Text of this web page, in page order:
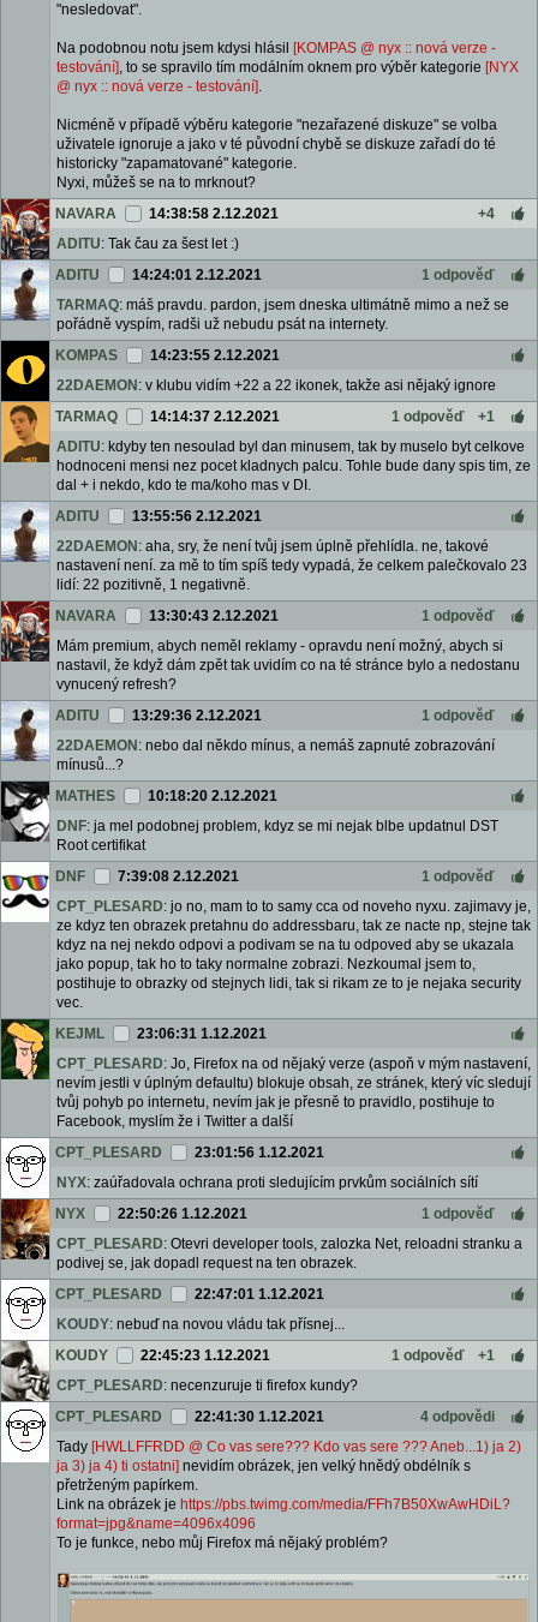
"nesledovat".
Na podobnou notu jsem kdysi hlásil
[KOMPAS @ nyx :: nová verze -
testování], to se spravilo tím modálním oknem pro výběr kategorie [NYX
@ nyx :: nová verze - testování].
Nicméně v případě výběru kategorie "nezařazené diskuze" se volba
uživatele ignoruje a jako v té původní chybě se diskuze zařadí do té
historicky "zapamatované" kategorie.
Nyxi, můžeš se na to mrknout?
NAVARA
14:38:58 2.12.2021
+4
ADITU: Tak čau za šest let :)
ADITU
14:24:01 2.12.2021
1 odpověď
TARMAQ: máš pravdu. pardon, jsem dneska ultimátně mimo a než se
pořádně vyspím, radši už nebudu psát na internety.
KOMPAS
14:23:55 2.12.2021
22DAEMON : v klubu vidím +22 a 22 ikonek, takže asi nějaký ignore
TARMAQ
14:14:37 2.12.2021 1 odpověď
+1
ADITU: kdyby ten nesoulad byl dan minusem, tak by muselo byt celkove
hodnoceni mensi nez pocet kladnych palcu. Tohle bude dany spis tim, ze
dal + i nekdo, kdo te ma/koho mas v DI.
ADITU
13:55:56 2.12.2021
22DAEMON : aha, sry, že není tvůj jsem úplně přehlídla. ne, takové
nastavení není. za mě to tím spíš tedy vypadá, že celkem palečkovalo 23
lidí: 22 pozitivně, 1 negativně.
NAVARA
13:30:43 2.12.2021
1 odpověď
Mám premium, abych neměl reklamy - opravdu není možný, abych si
nastavil, že když dám zpět tak uvidím co na té stránce bylo a nedostanu
vynucený refresh?
ADITU
13:29:36 2.12.2021
1 odpověď
22DAEMON : nebo dal někdo mínus, a nemáš zapnuté zobrazování
mínusů...?
MATHES
10:18:20 2.12.2021
DNF: ja mel podobnej problem, kdyz se mi nejak blbe updatnul DST
Root certifikat
DNF
7:39:08 2.12.2021
1 odpověď
CPT_PLESARD: jo no, mam to to samy cca od noveho nyxu. zajimavy je,
ze kdyz ten obrazek pretahnu do addressbaru, tak ze nacte np, stejne tak
kdyz na nej nekdo odpovi a podivam se na tu odpoved aby se ukazala
jako popup, tak ho to taky normalne zobrazi. Nezkoumal jsem to,
postihuje to obrazky od stejnych lidi, tak si rikam ze to je nejaka security
vec.
KEJML
23:06:31 1.12.2021
CPT_PLESARD: Jo, Firefox na od nějaký verze (aspoň v mým nastavení,
nevím jestli v úplným defaultu) blokuje obsah, ze stránek, který víc sledují
tvůj pohyb po internetu, nevím jak je přesně to pravidlo, postihuje to
Facebook, myslím že i Twitter a další
CPT_PLESARD
23:01:56 1.12.2021
NYX: zaúřadovala ochrana proti sledujícím prvkům sociálních sítí
NYX
22:50:26 1.12.2021
1 odpověď
CPT_PLESARD: Otevri developer tools, zalozka Net, reloadni stranku a
podivej se, jak dopadl request na ten obrazek.
CPT_PLESARD
22:47:01 1.12.2021
KOUDY: nebuď na novou vládu tak přísnej...
KOUDY
22:45:23 1.12.2021 1 odpověď
+1
CPT_PLESARD: necenzuruje ti firefox kundy?
CPT_PLESARD
22:41:30 1.12.2021
4 odpovědi
Tady [HWLLFFRDD @ Co vas sere??? Kdo vas sere ??? Aneb...1) ja 2)
ja 3) ja 4) ti ostatni] nevidím obrázek, jen velký hnědý obdélník s
přetrženým papírkem.
Link na obrázek je https://pbs.twimg.com/media/FFh7B50XwAwHDiL?
format=jpg&name=4096x4096
To je funkce, nebo můj Firefox má nějaký problém?